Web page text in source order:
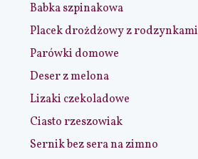
Babka szpinakowa
Placek drożdżowy z rodzynkami
Parówki domowe
Deser z melona
Lizaki czekoladowe
Ciasto rzeszowiak
Sernik bez sera na zimno